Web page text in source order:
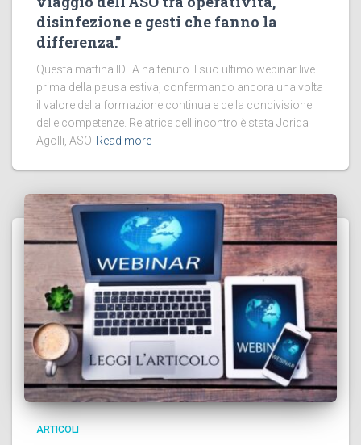
disinfezione e gesti che fanno la
differenza.”
Questa mattina IDEA ha tenuto il suo ultimo webinar live
prima della pausa estiva, confermando ancora una volta
il valore della formazione continua e della condivisione
delle competenze. Relatrice dell’incontro è stata Jorida
Agolli, ASO Read more
ARTICOLI